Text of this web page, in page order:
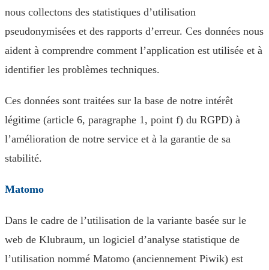
nous collectons des statistiques d’utilisation
pseudonymisées et des rapports d’erreur. Ces données nous
aident à comprendre comment l’application est utilisée et à
identifier les problèmes techniques.
Ces données sont traitées sur la base de notre intérêt
légitime (article 6, paragraphe 1, point f) du RGPD) à
l’amélioration de notre service et à la garantie de sa
stabilité.
Matomo
Dans le cadre de l’utilisation de la variante basée sur le
web de Klubraum, un logiciel d’analyse statistique de
l’utilisation nommé Matomo (anciennement Piwik) est